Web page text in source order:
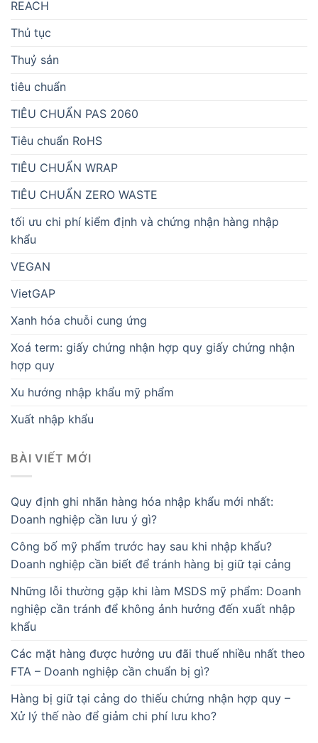
REACH
Thủ tục
Thuỷ sản
tiêu chuẩn
TIÊU CHUẨN PAS 2060
Tiêu chuẩn RoHS
TIÊU CHUẨN WRAP
TIÊU CHUẨN ZERO WASTE
tối ưu chi phí kiểm định và chứng nhận hàng nhập
khẩu
VEGAN
VietGAP
Xanh hóa chuỗi cung ứng
Xoá term: giấy chứng nhận hợp quy giấy chứng nhận
hợp quy
Xu hướng nhập khẩu mỹ phẩm
Xuất nhập khẩu
BÀI VIẾT MỚI
Quy định ghi nhãn hàng hóa nhập khẩu mới nhất:
Doanh nghiệp cần lưu ý gì?
Công bố mỹ phẩm trước hay sau khi nhập khẩu?
Doanh nghiệp cần biết để tránh hàng bị giữ tại cảng
Những lỗi thường gặp khi làm MSDS mỹ phẩm: Doanh
nghiệp cần tránh để không ảnh hưởng đến xuất nhập
khẩu
Các mặt hàng được hưởng ưu đãi thuế nhiều nhất theo
FTA – Doanh nghiệp cần chuẩn bị gì?
Hàng bị giữ tại cảng do thiếu chứng nhận hợp quy –
Xử lý thế nào để giảm chi phí lưu kho?